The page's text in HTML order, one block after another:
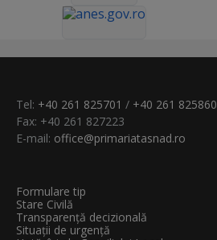
Tel: +40 261 825701 / +40 261 825860
Fax: +40 261 827223
E-mail: office@primariatasnad.ro
Formulare tip
Stare Civilă
Transparenţă decizională
Situații de urgență